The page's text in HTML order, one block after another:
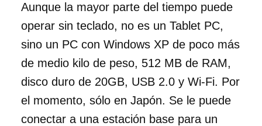
Aunque la mayor parte del tiempo puede
operar sin teclado, no es un Tablet PC,
sino un PC con Windows XP de poco más
de medio kilo de peso, 512 MB de RAM,
disco duro de 20GB, USB 2.0 y Wi-Fi. Por
el momento, sólo en Japón. Se le puede
conectar a una estación base para un